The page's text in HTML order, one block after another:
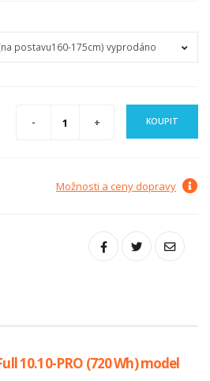
KOUPIT
Možnosti a ceny dopravy
10.10-PRO (720 Wh) model